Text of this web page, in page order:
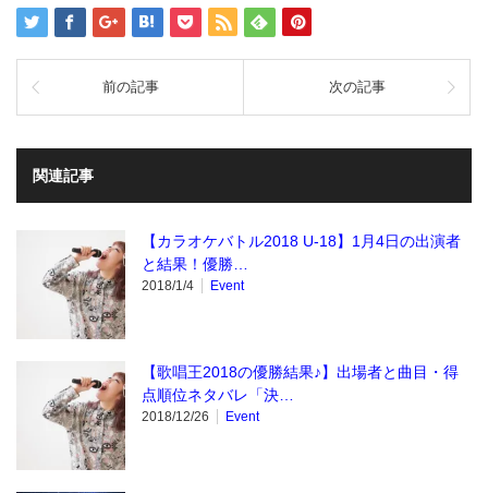
前の記事 次の記事
関連記事
【カラオケバトル2018 U-18】1月4日の出演者
と結果！優勝…
2018/1/4 Event
【歌唱王2018の優勝結果♪】出場者と曲目・得
点順位ネタバレ「決…
2018/12/26 Event